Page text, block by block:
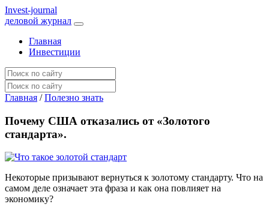
Invest-journal
деловой журнал
Главная
Инвестиции
Главная / Полезно знать
Почему США отказались от «Золотого
стандарта».
Некоторые призывают вернуться к золотому стандарту. Что на
самом деле означает эта фраза и как она повлияет на
экономику?